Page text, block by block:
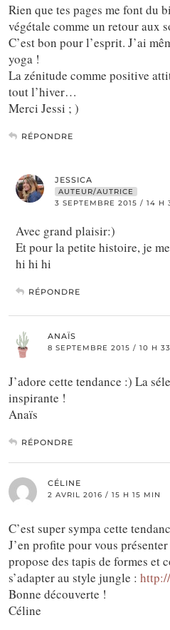
Rien que tes pages me font du
végétale comme un retour aux
C’est bon pour l’esprit. J’ai
yoga !
La zénitude comme positive
tout l’hiver…
Merci Jessi ; )
RÉPONDRE
JESSICA
AUTEUR/AUTRICE
3 SEPTEMBRE 2015 / 14 H
Avec grand plaisir:)
Et pour la petite histoire, je
hi hi hi
RÉPONDRE
ANAÏS
8 SEPTEMBRE 2015 / 10 H
J’adore cette tendance :) La
inspirante !
Anaïs
RÉPONDRE
CÉLINE
2 AVRIL 2016 / 15 H 15 MIN
C’est super sympa cette
J’en profite pour vous
propose des tapis de formes et
s’adapter au style jungle :
Bonne découverte !
Céline